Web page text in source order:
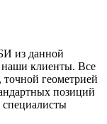
из данной
наши клиенты. Все
геометрией
позиций
специалисты